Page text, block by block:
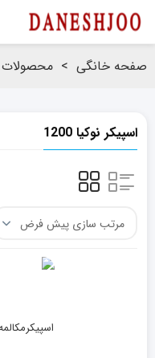
صفحه خانگی > محصولات
اسپیکر نوکیا 1200